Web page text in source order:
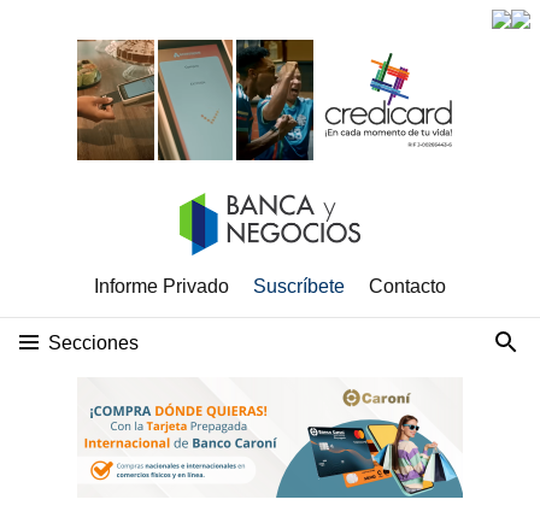
Informe Privado Suscríbete Contacto
Secciones